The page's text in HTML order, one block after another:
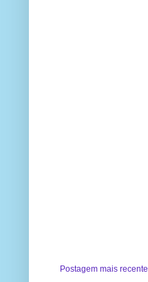
Postagem mais recente